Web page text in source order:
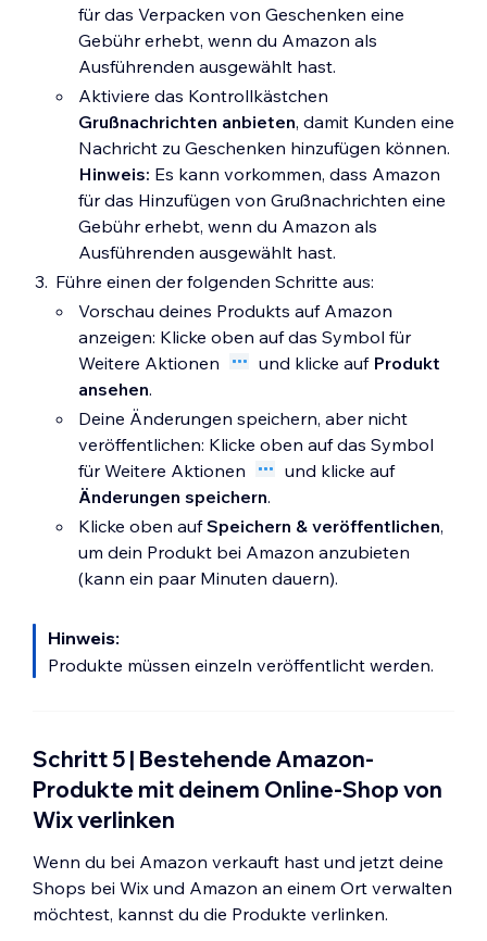
für das Verpacken von Geschenken eine
Gebühr erhebt, wenn du Amazon als
Ausführenden ausgewählt hast.
Aktiviere das Kontrollkästchen
Grußnachrichten anbieten, damit Kunden eine
Nachricht zu Geschenken hinzufügen können.
Hinweis: Es kann vorkommen, dass Amazon
für das Hinzufügen von Grußnachrichten eine
Gebühr erhebt, wenn du Amazon als
Ausführenden ausgewählt hast.
Führe einen der folgenden Schritte aus:
Vorschau deines Produkts auf Amazon
anzeigen: Klicke oben auf das Symbol für
Weitere Aktionen
und klicke auf Produkt
ansehen.
Deine Änderungen speichern, aber nicht
veröffentlichen: Klicke oben auf das Symbol
für Weitere Aktionen
und klicke auf
Änderungen speichern.
Klicke oben aufSpeichern & veröffentlichen,
um dein Produkt bei Amazon anzubieten
(kann ein paar Minuten dauern).
Hinweis:
Produkte müssen einzeln veröffentlicht werden.
Schritt 5 | Bestehende Amazon-
Produkte mit deinem Online-Shop von
Wix verlinken
Wenn du bei Amazon verkauft hast und jetzt deine
Shops bei Wix und Amazon an einem Ort verwalten
möchtest, kannst du die Produkte verlinken.